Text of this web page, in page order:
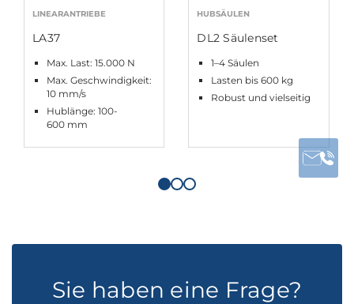
LINEARANTRIEBE
LA37
Max. Last: 15.000 N
Max. Geschwindigkeit:
10 mm/s
Hublänge: 100-
600 mm
HUBSÄULEN
DL2 Säulenset
1–4 Säulen
Lasten bis 600 kg
Robust und vielseitig
Sie haben eine Frage?